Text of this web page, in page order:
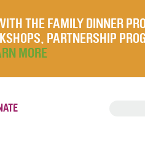
THE FAMILY DINNER
PARTNERSHIP
MORE